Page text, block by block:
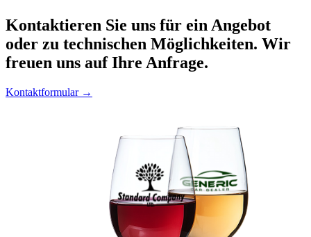
Kontaktieren Sie uns für ein Angebot
oder zu technischen Möglichkeiten. Wir
freuen uns auf Ihre Anfrage.
Kontaktformular →